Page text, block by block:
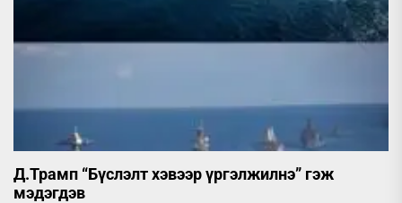
Д.Трамп “Бүслэлт хэвээр үргэлжилнэ” гэж
мэдэгдэв